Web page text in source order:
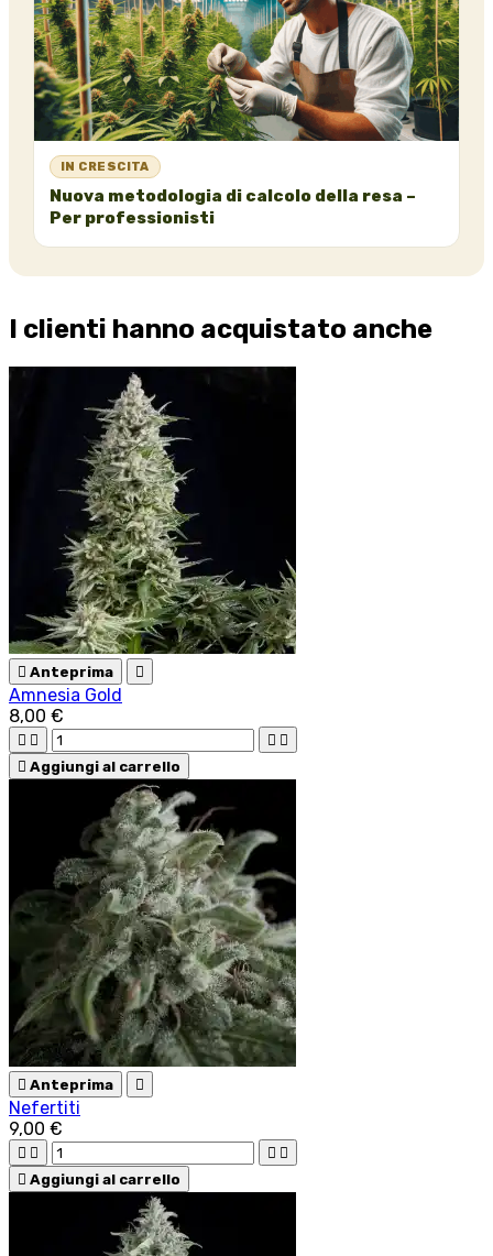
IN CRESCITA
Nuova metodologia di calcolo della resa –
Per professionisti
I clienti hanno acquistato anche
 Anteprima 
Amnesia Gold
8,00 €
   
 Aggiungi al carrello
 Anteprima 
Nefertiti
9,00 €
   
 Aggiungi al carrello